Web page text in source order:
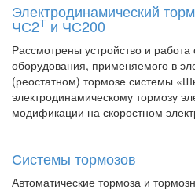
Электродинамический
ЧС2Т и ЧС200
Рассмотрены устройство и работа
оборудования, применяемого в
(реостатном) тормозе системы
электродинамическому тормозу
модификации на скоростном
Системы тормозов
Автоматические тормоза и